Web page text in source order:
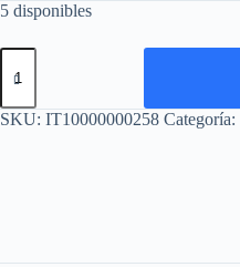
5 disponibles
SIKA
DESMOLDANTE
TAMBOR
200
SKU: IT10000000258 Categoría: